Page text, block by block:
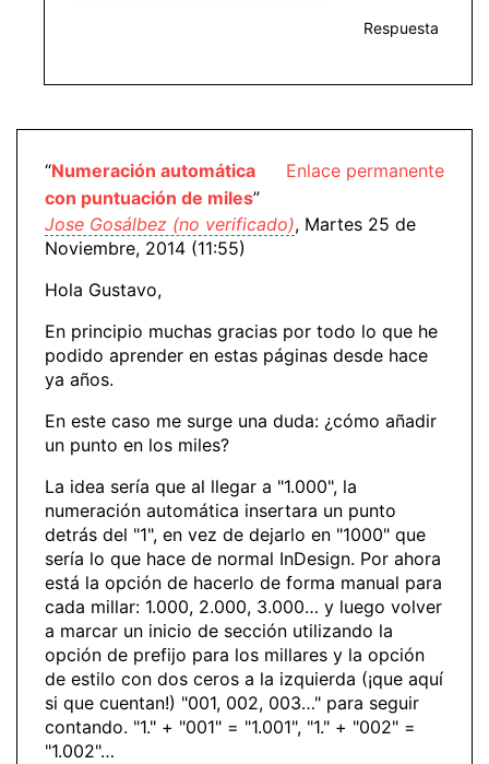
Respuesta
Enlace permanente
“Numeración automática
con puntuación de miles”
Jose Gosálbez (no verificado), Martes 25 de
Noviembre, 2014 (11:55)
Hola Gustavo,
En principio muchas gracias por todo lo que he
podido aprender en estas páginas desde hace
ya años.
En este caso me surge una duda: ¿cómo añadir
un punto en los miles?
La idea sería que al llegar a "1.000", la
numeración automática insertara un punto
detrás del "1", en vez de dejarlo en "1000" que
sería lo que hace de normal InDesign. Por ahora
está la opción de hacerlo de forma manual para
cada millar: 1.000, 2.000, 3.000… y luego volver
a marcar un inicio de sección utilizando la
opción de prefijo para los millares y la opción
de estilo con dos ceros a la izquierda (¡que aquí
si que cuentan!) "001, 002, 003…" para seguir
contando. "1." + "001" = "1.001", "1." + "002" =
"1.002"…